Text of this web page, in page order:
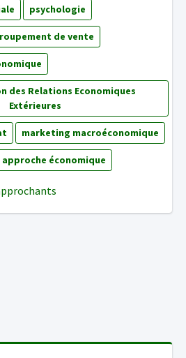
psychologie
de vente
des Relations Economiques
Extérieures
marketing macroéconomique
approche économique